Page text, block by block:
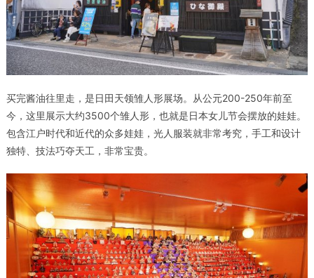
买完酱油往里走，是日田天领雏人形展场。从公元200-250年前至
今，这里展示大约3500个雏人形，也就是日本女儿节会摆放的娃娃。
包含江户时代和近代的众多娃娃，光人服装就非常考究，手工和设计
独特、技法巧夺天工，非常宝贵。